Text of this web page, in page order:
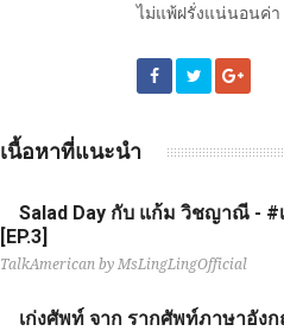
ไม่แพ้ฝรั่งแน่นอนค่า
เนื้อหาที่แนะนำ
Salad Day กับ แก้ม วิชญาณี - #
[EP.3]
TalkAmerican by MsLingLingOfficial
เก่งศัพท์ จาก รากศัพท์ภาษาอังก